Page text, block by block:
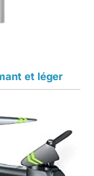
et léger